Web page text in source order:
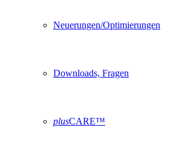
Neuerungen/Optimierungen
Downloads, Fragen
plusCARE™